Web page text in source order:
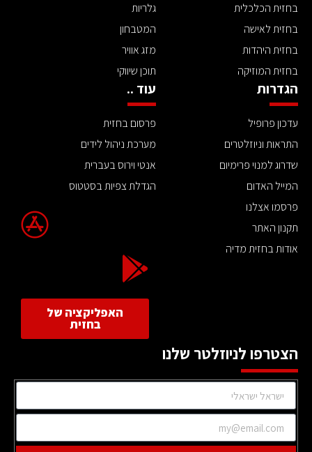
בחזית הכלכלית
בחזית לאישה
בחזית היהדות
בחזית המוזיקה
גלריות
המטבחון
מזג אוויר
תוכן שיווקי
הגדרות
עדכון פרופיל
התראות וניוזלטרים
שדרוג למנוי פרימיום
המייל האדום
פרסמו אצלנו
תקנון האתר
אודות בחזית מדיה
עוד ..
פרסום בחזית
מערכת ניהול לידים
אנטי וירוס בעברית
הגדלת צפיות בסטטוס
האפליקציה של
בחזית
הצטרפו לניוזלטר שלנו